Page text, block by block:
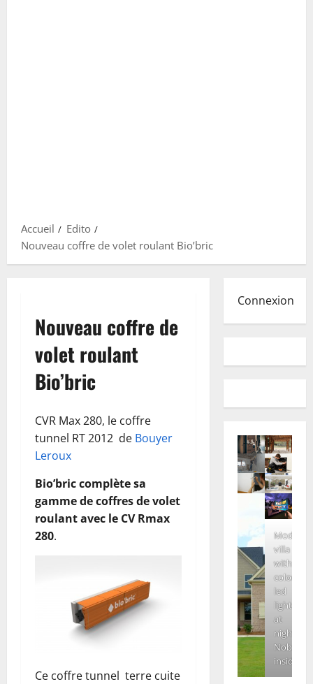
Accueil
Edito
Nouveau coffre de volet roulant Bio’bric
Nouveau coffre de
volet roulant
Bio’bric
CVR Max 280, le coffre
tunnel RT 2012 de Bouyer
Leroux
Bio’bric complète sa
gamme de coffres de volet
roulant avec le CV Rmax
280.
Ce coffre tunnel terre cuite
Connexion
Modern
villa
with
colored
led
lights
at
night.
Nobody
inside